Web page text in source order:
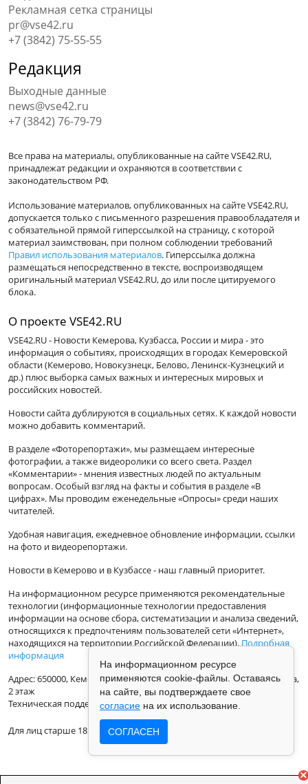
Рекламная сетка страницы
pr@vse42.ru
+7 (3842) 75-55-55
Редакция
Выходные данные
news@vse42.ru
+7 (3842) 76-79-79
Все права на материалы, опубликованные на сайте VSE42.RU,
принадлежат редакции и охраняются в соответствии с
законодательством РФ.
Использование материалов, опубликованных на сайте VSE42.RU,
допускается только с письменного разрешения правообладателя и
с обязательной прямой гиперссылкой на страницу, с которой
материал заимствован, при полном соблюдении требований
Правил использования материалов. Гиперссылка должна
размещаться непосредственно в тексте, воспроизводящем
оригинальный материал VSE42.RU, до или после цитируемого
блока.
О проекте VSE42.RU
VSE42.RU - Новости Кемерова, Кузбасса, России и мира - это
информация о событиях, происходящих в городах Кемеровской
области (Кемерово, Новокузнецк, Белово, Ленинск-Кузнецкий и
др.) плюс выборка самых важных и интересных мировых и
российских новостей.
Новости сайта дублируются в социальных сетях. К каждой новости
можно добавить комментарий.
В разделе «Фоторепортажи», мы размещаем интересные
фотографии, а также видеоролики со всего света. Раздел
«Комментарии» - мнения известных людей по актуальным
вопросам. Особый взгляд на факты и события в разделе «В
цифрах». Мы проводим еженедельные «Опросы» среди наших
читателей.
Удобная навигация, ежедневное обновление информации, ссылки
на фото и видеорепортажи.
Новости в Кемерово и в Кузбассе - наш главный приоритет.
На информационном ресурсе применяются рекомендательные
технологии (информационные технологии предоставления
информации на основе сбора, систематизации и анализа сведений,
относящихся к предпочтениям пользователей сети «Интернет»,
находящихся на территории Российской Федерации). Подробная
информация
Адрес: 650000, Кемеровская Область, г.Кемерово, ул.Кузбасская 33а,
2 этаж
Техническая поддержка: support@vse42.ru
Для лиц старше 18 лет.
На информационном ресурсе
применяются cookie-файлы. Оставаясь
на сайте, вы подтверждаете свое
согласие на их использование.
СОГЛАСЕН